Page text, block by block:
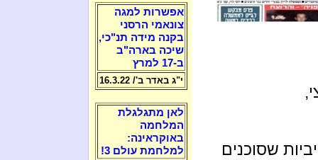
שסוכנים
אפשרות למגה
צונאמי הרסני
בקנה מידה תנ"כי,
שיכה בארה"ב
ב-17 למרץ
י"ג באדר ב'/ 16.3.22
לאן מתגלגלת
המלחמה
באוקראינה:
למלחמת עולם 3!